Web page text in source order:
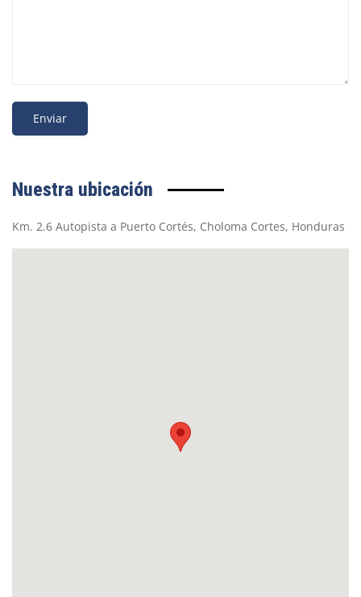
Nuestra ubicación
Km. 2.6 Autopista a Puerto Cortés, Choloma Cortes, Honduras